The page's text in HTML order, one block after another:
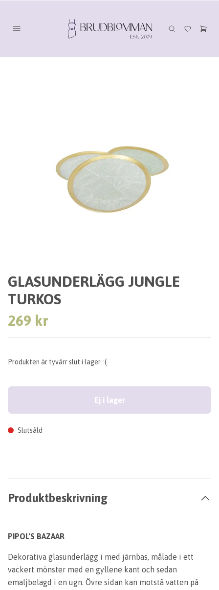
GLASUNDERLÄGG JUNGLE
TURKOS
269 kr
Produkten är tyvärr slut i lager. :(
Ej i lager
Slutsåld
Produktbeskrivning
PIPOL'S BAZAAR
Dekorativa glasunderlägg i med järnbas, målade i ett
vackert mönster med en gyllene kant och sedan
emaljbelagd i en ugn. Övre sidan kan motstå vatten på